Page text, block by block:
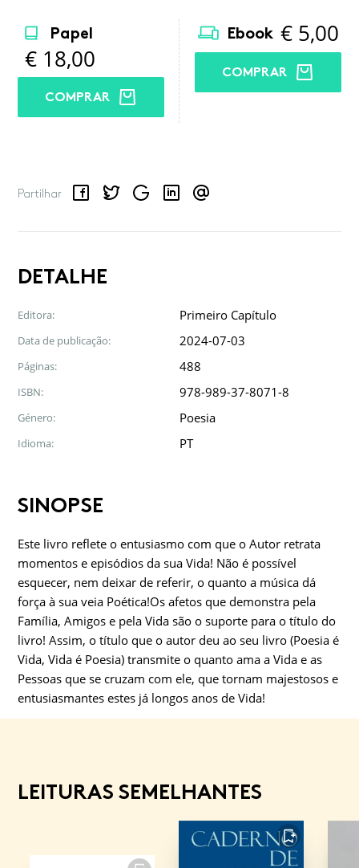
Papel
€ 18,00
COMPRAR
Ebook € 5,00
COMPRAR
Partilhar
FacebookTwitterGoogle LinkedInEmail
DETALHE
Editora: Primeiro Capítulo
Data de publicação: 2024-07-03
Páginas: 488
ISBN: 978-989-37-8071-8
Género: Poesia
Idioma: PT
SINOPSE
Este livro reflete o entusiasmo com que o Autor retrata
momentos e episódios da sua Vida! Não é possível
esquecer, nem deixar de referir, o quanto a música dá
força à sua veia Poética!Os afetos que demonstra pela
Família, Amigos e pela Vida são o suporte para o título do
livro! Assim, o título que o autor deu ao seu livro (Poesia é
Vida, Vida é Poesia) transmite o quanto ama a Vida e as
Pessoas que se cruzam com ele, que tornam majestosos e
entusiasmantes estes já longos anos de Vida!
LEITURAS SEMELHANTES
FAVORITO